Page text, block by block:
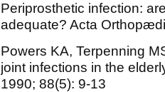
Periprosthetic infection:
adequate? Acta
Powers KA, Terpenning
joint infections in the
1990; 88(5): 9-13